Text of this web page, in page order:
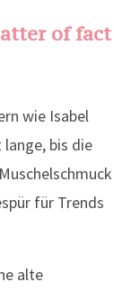
of fact
wie Isabel
bis die
für Trends
alte